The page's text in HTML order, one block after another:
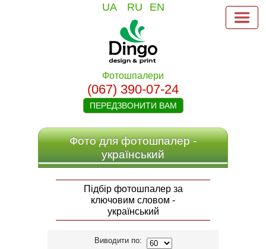
UA RU EN
Фотошпалери
(067) 390-07-24
ПЕРЕДЗВОНИТИ ВАМ
Фото для фотошпалер -
український
Підбір фотошпалер за
ключовим словом -
український
Виводити по: